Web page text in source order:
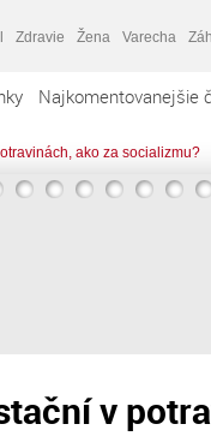
Zdravie Žena Varecha
Najkomentovanejšie
ako za socializmu?
v